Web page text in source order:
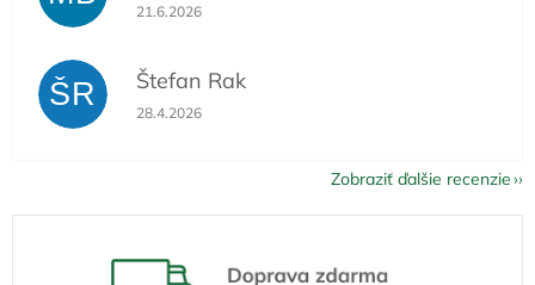
Hodnotenie obchodu je 5 z 5 hviezdičiek.
21.6.2026
ŠR Štefan Rak
Hodnotenie obchodu je 5 z 5 hviezdičiek.
28.4.2026
Zobraziť ďalšie recenzie